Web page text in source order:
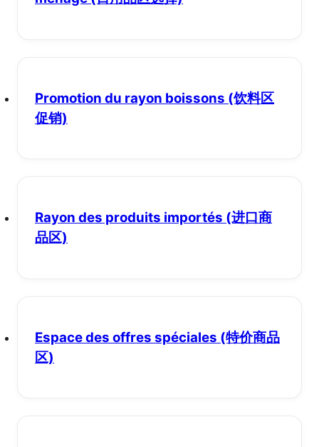
Promotion du rayon boissons (饮料区
促销)
Rayon des produits importés (进口商
品区)
Espace des offres spéciales (特价商品
区)